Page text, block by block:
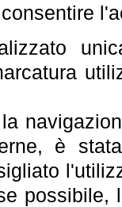
è
possibile,